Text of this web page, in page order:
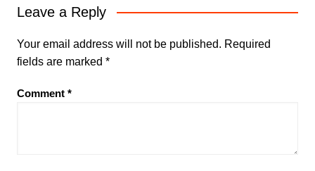
Leave a Reply
Your email address will not be published. Required
fields are marked *
Comment *